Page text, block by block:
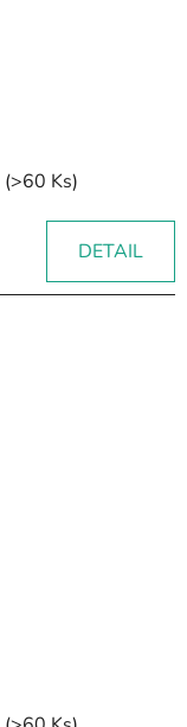
(>60 Ks)
DETAIL